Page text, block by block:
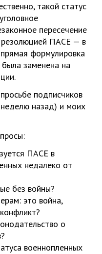
такой статус
пересечение
резолюцией ПАСЕ — в
формулировка
заменена на
подписчиков
назад) и моих
ПАСЕ в
недалеко от
без войны?
это война,
о
военнопленных